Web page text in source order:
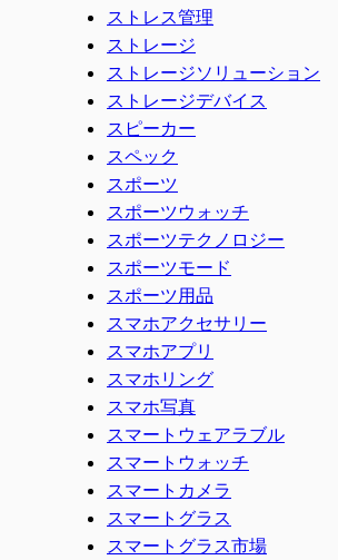
ストレス管理
ストレージ
ストレージソリューション
ストレージデバイス
スピーカー
スペック
スポーツ
スポーツウォッチ
スポーツテクノロジー
スポーツモード
スポーツ用品
スマホアクセサリー
スマホアプリ
スマホリング
スマホ写真
スマートウェアラブル
スマートウォッチ
スマートカメラ
スマートグラス
スマートグラス市場